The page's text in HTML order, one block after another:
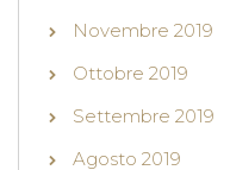
Novembre 2019
Ottobre 2019
Settembre 2019
Agosto 2019